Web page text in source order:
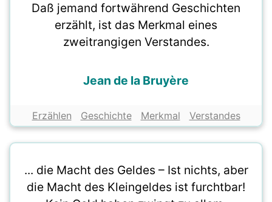
Daß jemand fortwährend Geschichten
erzählt, ist das Merkmal eines
zweitrangigen Verstandes.
Jean de la Bruyère
Erzählen Geschichte Merkmal Verstandes
... die Macht des Geldes – Ist nichts, aber
die Macht des Kleingeldes ist furchtbar!